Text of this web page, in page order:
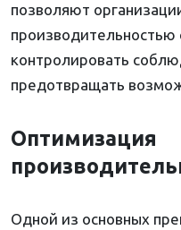
позволяют
производительностью
контролировать
предотвращать
Оптимизация
Одной из основных